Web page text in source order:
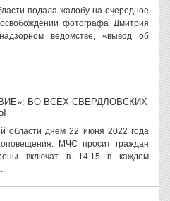
подала жалобу на очередное
фотографа Дмитрия
ведомстве, «вывод об
ВО ВСЕХ СВЕРДЛОВСКИХ
области днем 22 июня 2022 года
МЧС просит граждан
включат в 14.15 в каждом